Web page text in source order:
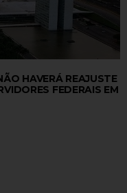
HAVERÁ REAJUSTE
FEDERAIS EM